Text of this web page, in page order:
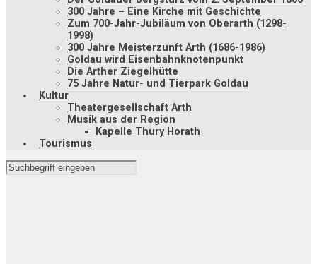
300 Jahre – Eine Kirche mit Geschichte
Zum 700-Jahr-Jubiläum von Oberarth (1298-
1998)
300 Jahre Meisterzunft Arth (1686-1986)
Goldau wird Eisenbahnknotenpunkt
Die Arther Ziegelhütte
75 Jahre Natur- und Tierpark Goldau
Kultur
Theatergesellschaft Arth
Musik aus der Region
Kapelle Thury Horath
Tourismus